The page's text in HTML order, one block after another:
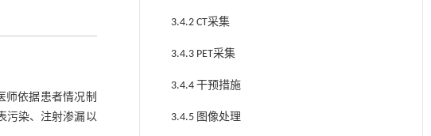
师依据患者情况制
污染、注射渗漏以
3.4.2 CT采集
3.4.3 PET采集
3.4.4 干预措施
3.4.5 图像处理